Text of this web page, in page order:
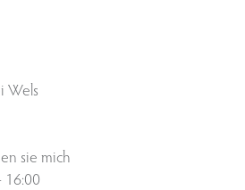
Wels
sie mich
16:00